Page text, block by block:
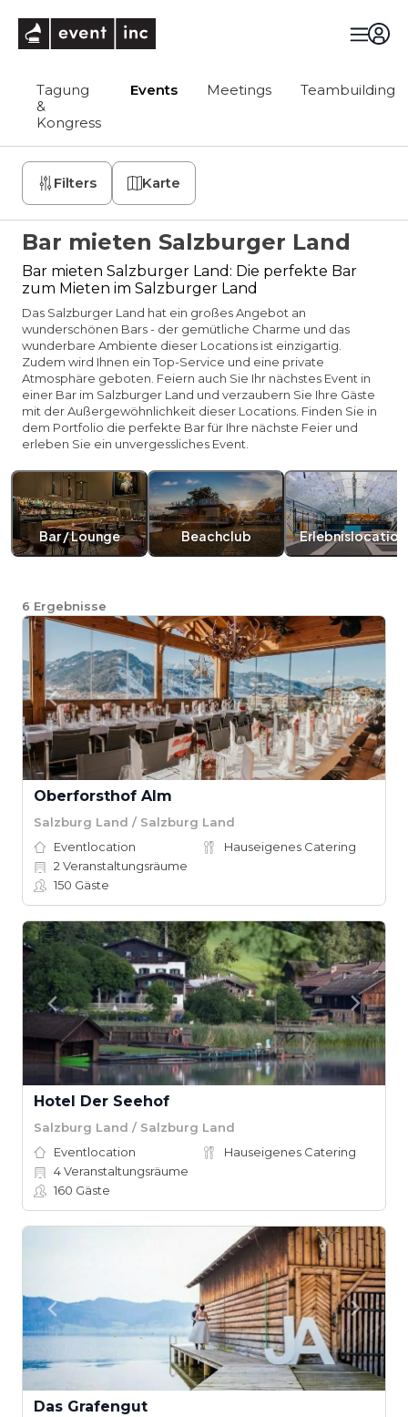
Tagung
&
Kongress
Events Meetings Teambuilding
Filters Karte
Bar mieten Salzburger Land
Bar mieten Salzburger Land: Die perfekte Bar
zum Mieten im Salzburger Land
Das Salzburger Land hat ein großes Angebot an
wunderschönen Bars - der gemütliche Charme und das
wunderbare Ambiente dieser Locations ist einzigartig.
Zudem wird Ihnen ein Top-Service und eine private
Atmosphäre geboten. Feiern auch Sie Ihr nächstes Event in
einer Bar im Salzburger Land und verzaubern Sie Ihre Gäste
mit der Außergewöhnlichkeit dieser Locations. Finden Sie in
dem Portfolio die perfekte Bar für Ihre nächste Feier und
erleben Sie ein unvergessliches Event.
Bar / Lounge Beachclub Erlebnislocation
6 Ergebnisse
Oberforsthof Alm
Salzburg Land / Salzburg Land
Eventlocation
Hauseigenes Catering
2 Veranstaltungsräume
150 Gäste
Hotel Der Seehof
Salzburg Land / Salzburg Land
Eventlocation
Hauseigenes Catering
4Veranstaltungsräume
160 Gäste
Das Grafengut